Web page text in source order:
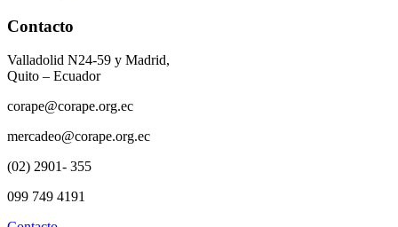
Contacto
Valladolid N24-59 y Madrid,
Quito – Ecuador
corape@corape.org.ec
mercadeo@corape.org.ec
(02) 2901- 355
099 749 4191